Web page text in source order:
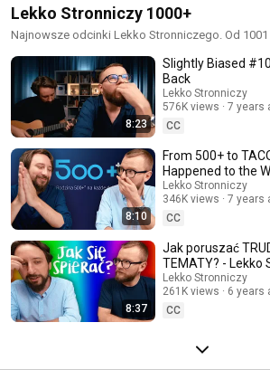
Lekko Stronniczy 1000+
Najnowsze odcinki Lekko Stronniczego. Od 1001
8:23
Slightly Biased
Back
Lekko Stronniczy
576K views
7 years
CC
8:10
From 500+ to
Happened to the
Slightly Partisan
Lekko Stronniczy
346K views
7 years
CC
8:37
Jak poruszać
TEMATY? - Lekko
#1003
Lekko Stronniczy
261K views
6 years
CC